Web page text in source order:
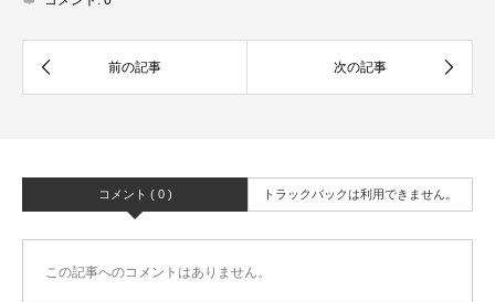
コメント ( 0 ) トラックバックは利用できません。
この記事へのコメントはありません。